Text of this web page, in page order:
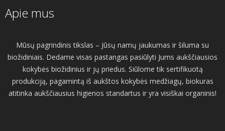
Apie mus
Mūsų pagrindinis tikslas – Jūsų namų jaukumas ir šiluma su
biožidiniais. Dedame visas pastangas pasiūlyti Jums aukščiausios
kokybės biožidinius ir jų priedus. Siūlome tik sertifikuotą
produkciją, pagamintą iš aukštos kokybės medžiagų, biokuras
atitinka aukščiausius higienos standartus ir yra visiškai organinis!